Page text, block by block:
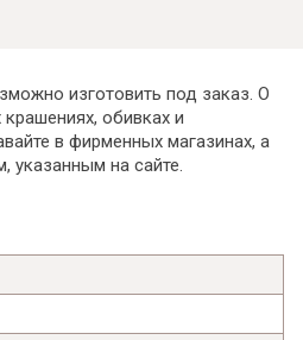
изготовить под заказ. О
обивках и
в фирменных магазинах, а
указанным на сайте.